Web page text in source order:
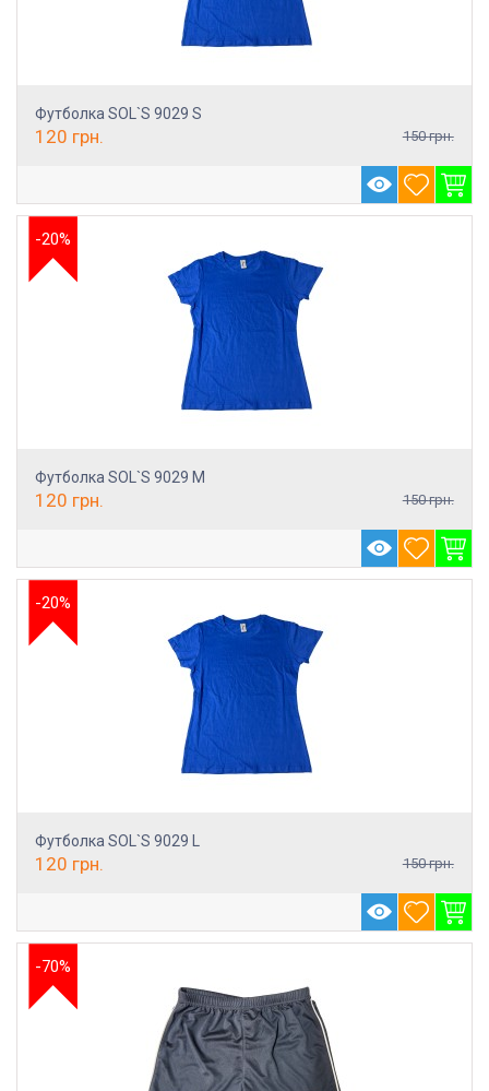
Футболка SOL`S 9029 S
120 грн. 150 грн.
-20%
Футболка SOL`S 9029 M
120 грн. 150 грн.
-20%
Футболка SOL`S 9029 L
120 грн. 150 грн.
-70%